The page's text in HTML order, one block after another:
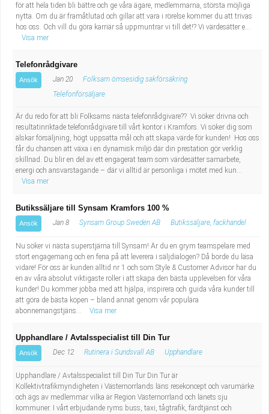
för att hela tiden bli bättre och ge våra ägare, medlemmarna, största möjliga
nytta. Om du är framåtlutad och gillar att vara i rörelse kommer du att trivas
hos oss. Och vill du göra karriär så uppmuntrar vi till det!? Vi värdesätter e...
Visa mer
Telefonrådgivare
Ansök Jan 20
Folksam ömsesidig sakförsäkring
Telefonförsäljare
Är du redo för att bli Folksams nästa telefonrådgivare?? Vi söker drivna och
resultatinriktade telefonrådgivare till vårt kontor i Kramfors. Vi söker dig som
älskar försäljning, högt uppsatta mål och att skapa värde för kunden! Hos oss
får du chansen att växa i en dynamisk miljö där din prestation gör verklig
skillnad. Du blir en del av ett engagerat team som värdesätter samarbete,
energi och ansvarstagande – där vi alltid är personliga i mötet med kun...
Visa mer
Butikssäljare till Synsam Kramfors 100 %
Ansök Jan 8 Synsam Group Sweden AB Butikssäljare, fackhandel
Nu söker vi nästa superstjärna till Synsam! Är du en grym teamspelare med
stort engagemang och en fena på att leverera i säljdialogen? Då borde du läsa
vidare! För oss är kunden alltid nr 1 och som Style & Customer Advisor har du
en av våra absolut viktigaste roller i att skapa den bästa upplevelsen för våra
kunder! Du kommer jobba med att hjälpa, inspirera och guida våra kunder till
att göra de bästa köpen – bland annat genom vår populära
abonnemangstjäns...
Visa mer
Upphandlare / Avtalsspecialist till Din Tur
Ansök Dec 12 Rutinera i Sundsvall AB Upphandlare
Upphandlare / Avtalsspecialist till Din Tur Din Tur är
Kollektivtrafikmyndigheten i Västernorrlands läns resekoncept och varumärke
och ägs av medlemmar vilka är Region Västernorrland och länets sju
kommuner. I vårt erbjudande ryms buss, taxi, tågtrafik, färdtjänst och